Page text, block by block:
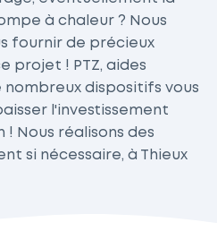
à chaleur ? Nous
fournir de précieux
projet ! PTZ, aides
dispositifs vous
l'investissement
Nous réalisons des
si nécessaire, à Thieux